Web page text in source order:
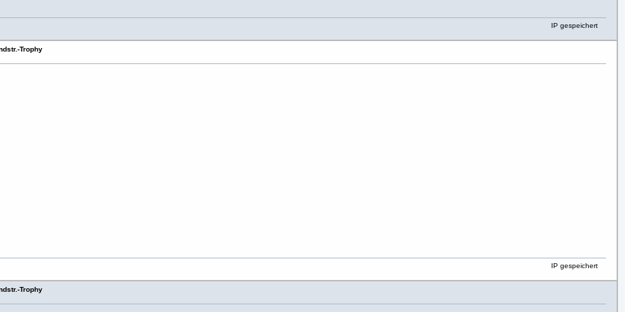
IP gespeichert
Trophy
IP gespeichert
Trophy